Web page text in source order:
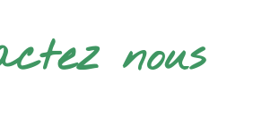
nous